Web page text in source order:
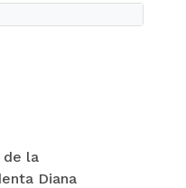
de la
Diana